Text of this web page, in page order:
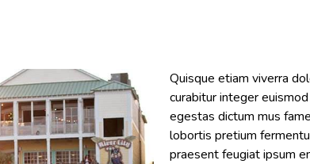
Quisque etiam viverra
curabitur integer
egestas dictum mus
lobortis pretium
praesent feugiat ipsum